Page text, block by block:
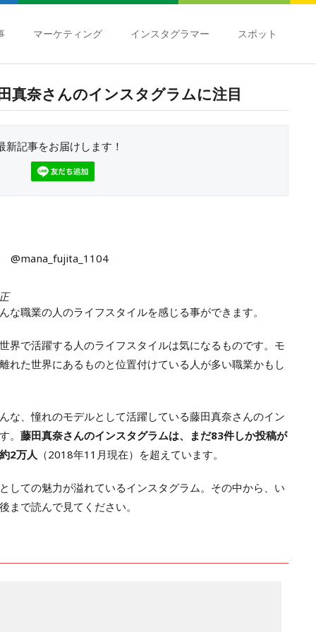
マーケティング インスタグラマー スポット
真奈さんのインスタグラムに注目
新記事をお届けします！
@mana_fujita_1104
な職業の人のライフスタイルを感じる事ができます。
界で活躍する人のライフスタイルは気になるものです。モ
れた世界にあるものと位置付けている人が多い職業かもし
な、憧れのモデルとして活躍している藤田真奈さんのイン
。 藤田真奈さんのインスタグラムは、まだ83件しか投稿が
2万人 （2018年11月現在）を超えています。
しての魅力が溢れているインスタグラム。その中から、い
まで読んで見てください。